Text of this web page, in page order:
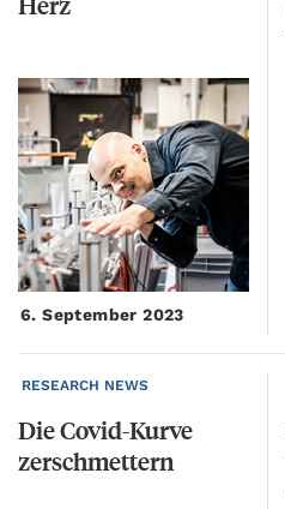
6. September 2023
RESEARCH NEWS
DieCovid-Kurve
zerschmettern